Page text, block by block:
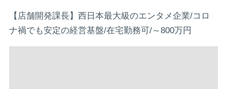
【店舗開発課長】西日本最大級のエンタメ企業/コロ
ナ禍でも安定の経営基盤/在宅勤務可/～800万円